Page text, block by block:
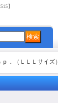
】
．（ＬＬＬサイズ）